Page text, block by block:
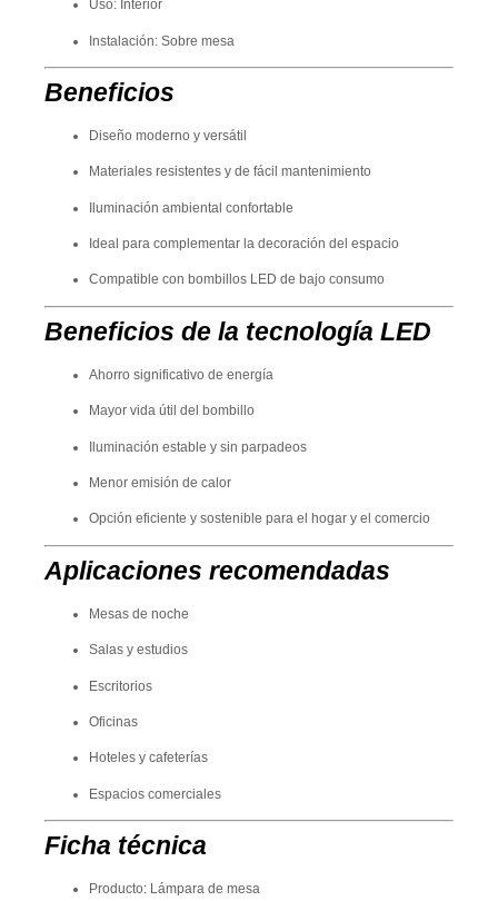
Uso: Interior
Instalación: Sobre mesa
Beneficios
Diseño moderno y versátil
Materiales resistentes y de fácil mantenimiento
Iluminación ambiental confortable
Ideal para complementar la decoración del espacio
Compatible con bombillos LED de bajo consumo
Beneficios de la tecnología LED
Ahorro significativo de energía
Mayor vida útil del bombillo
Iluminación estable y sin parpadeos
Menor emisión de calor
Opción eficiente y sostenible para el hogar y el comercio
Aplicaciones recomendadas
Mesas de noche
Salas y estudios
Escritorios
Oficinas
Hoteles y cafeterías
Espacios comerciales
Ficha técnica
Producto: Lámpara de mesa